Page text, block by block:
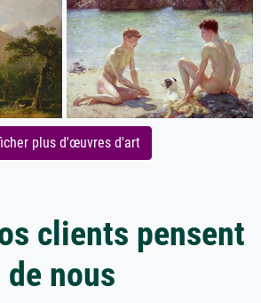
plus d'œuvres d'art
clients pensent
de nous